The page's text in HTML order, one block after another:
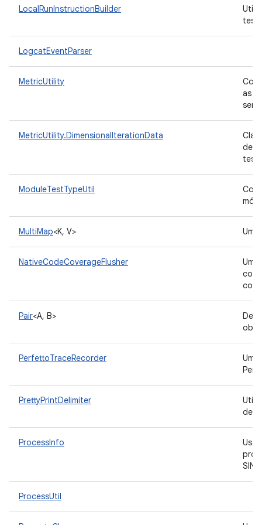
LocalRunInstructionBuilder
LogcatEventParser
MetricUtility
as
MetricUtility.DimensionalIterationData
de
ModuleTestTypeUtil
MultiMap<K, V> Um
NativeCodeCoverageFlusher
Pair<A, B>
PerfettoTraceRecorder
PrettyPrintDelimiter
ProcessInfo
ProcessUtil